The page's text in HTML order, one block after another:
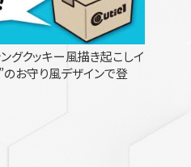
ングクッキー風描き起こしイ
のお守り風デザインで登